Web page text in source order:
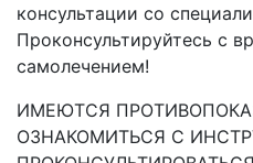
консультации со
Проконсультируйтесь с
самолечением!
ИМЕЮТСЯ
ОЗНАКОМИТЬСЯ С